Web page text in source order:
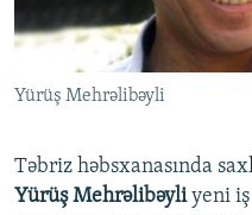
Yürüş Mehrəlibəyli
Təbriz həbsxanasında
Yürüş Mehrəlibəyliyeni iş